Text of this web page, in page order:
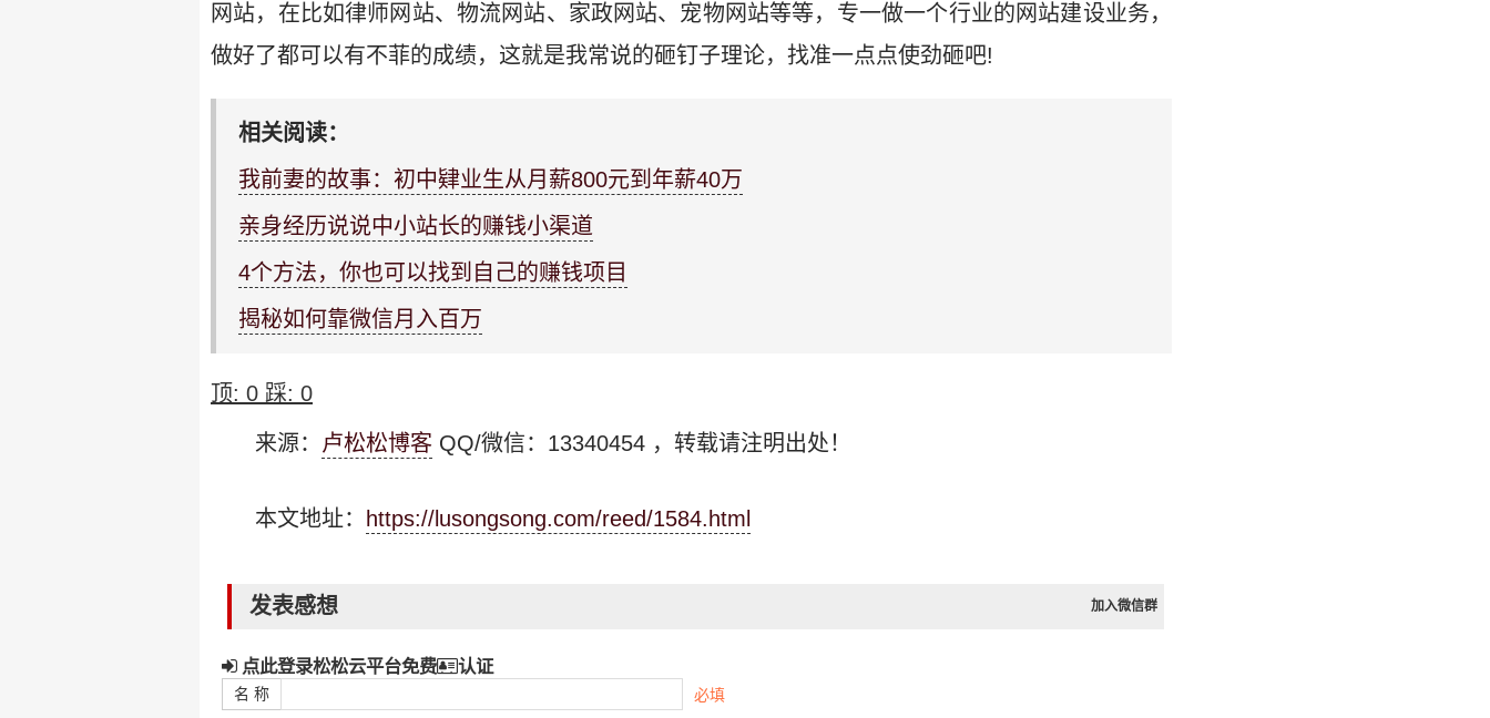
网站，在比如律师网站、物流网站、家政网站、宠物网站等等，专一做一个行业的网站建设业务，
做好了都可以有不菲的成绩，这就是我常说的砸钉子理论，找准一点点使劲砸吧!
相关阅读：
我前妻的故事：初中肄业生从月薪800元到年薪40万
亲身经历说说中小站长的赚钱小渠道
4个方法，你也可以找到自己的赚钱项目
揭秘如何靠微信月入百万
顶: 0 踩: 0
来源： 卢松松博客 QQ/微信：13340454 ，转载请注明出处！
本文地址： https://lusongsong.com/reed/1584.html
发表感想 加入微信群
点此登录松松云平台免费 认证
名 称 必填